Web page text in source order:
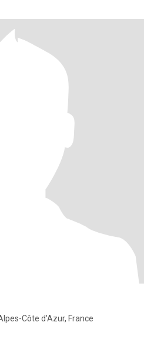
Côte d'Azur, France